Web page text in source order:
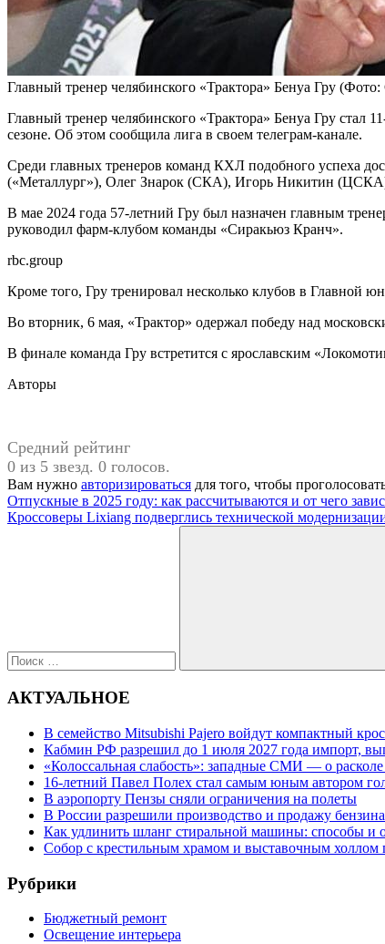
Главный тренер челябинского «Трактора» Бенуа Гру (Фото:
Главный тренер челябинского «Трактора» Бенуа Гру
сезоне. Об этом сообщила лига в своем телеграм-канале.
Среди главных тренеров команд КХЛ подобного успеха
(«Металлург»), Олег Знарок (СКА), Игорь Никитин
В мае 2024 года 57-летний Гру был назначен главным
руководил фарм-клубом команды «Сиракьюз Кранч».
rbc.group
Кроме того, Гру тренировал несколько клубов в Главной
Во вторник, 6 мая, «Трактор» одержал победу над
В финале команда Гру встретится с ярославским
Авторы
Средний рейтинг
0 из 5 звезд. 0 голосов.
Вам нужно авторизироваться для того, чтобы
Навигация
по
Предыдущая
запись:
Отпускные в 2025 году: как рассчитываются и от чего
Следующая
Кроссоверы Lixiang подверглись технической
Поиск
АКТУАЛЬНОЕ
В семейство Mitsubishi Pajero войдут компактный
Кабмин РФ разрешил до 1 июля 2027 года импорт,
«Колоссальная слабость»: западные СМИ — о
16-летний Павел Полех стал самым юным автором
В аэропорту Пензы сняли ограничения на полеты
В России разрешили производство и продажу
Как удлинить шланг стиральной машины: способы и
Собор с крестильным храмом и выставочным холлом
Рубрики
Бюджетный ремонт
Освещение интерьера